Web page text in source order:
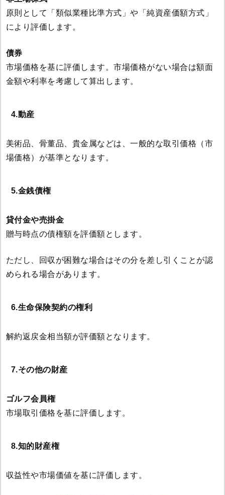
原則として「類似業種比準方式」や「純資産価額方式」
により評価します。
債券
市場価格を基に評価します。市場価格がない場合は額面
金額や利率を考慮して算出します。
4.動産
美術品、骨董品、貴金属などは、一般的な取引価格（市
場価格）が基準となります。
5.金銭債権
貸付金や売掛金
贈与時点の債権額を評価額とします。
ただし、回収が困難な場合はその分を差し引くことが認
められる場合があります。
6.生命保険契約の権利
解約返戻金相当額が評価額となります。
7.その他の財産
ゴルフ会員権
市場取引価格を基に評価します。
8.知的財産権
収益性や市場価値を基に評価します。